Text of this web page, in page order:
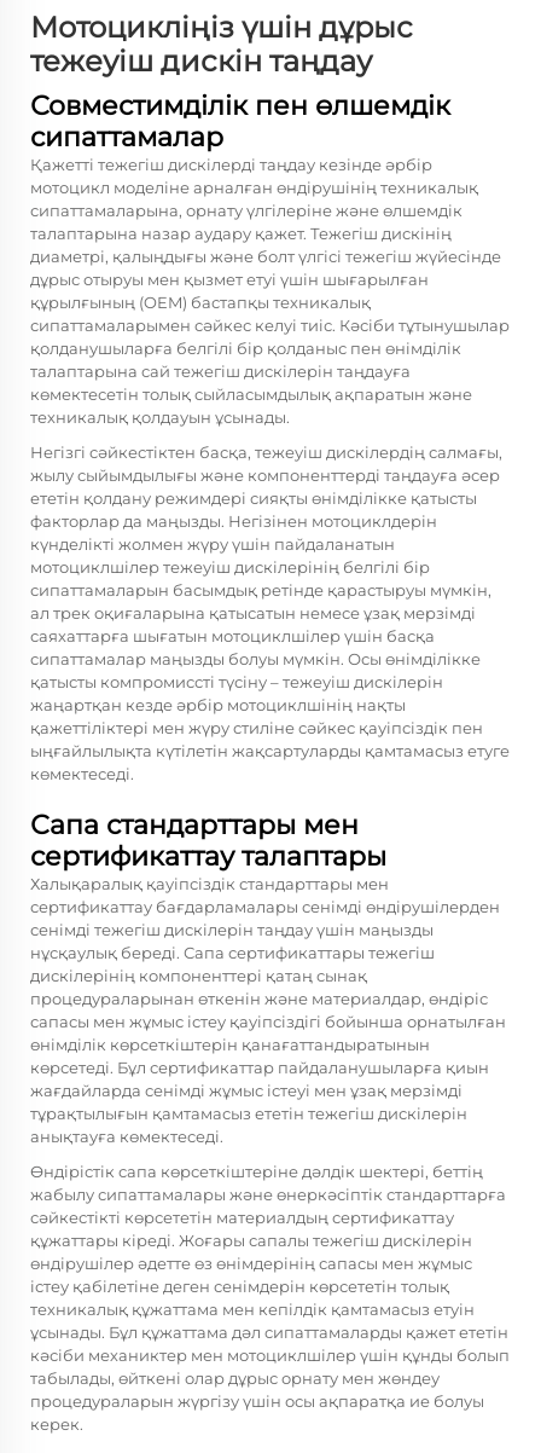
Мотоцикліңіз үшін дұрыс
тежеуіш дискін таңдау
Совместимділік пен өлшемдік
сипаттамалар
Қажетті тежегіш дискілерді таңдау кезінде әрбір
мотоцикл моделіне арналған өндірушінің техникалық
сипаттамаларына, орнату үлгілеріне және өлшемдік
талаптарына назар аудару қажет. Тежегіш дискінің
диаметрі, қалыңдығы және болт үлгісі тежегіш жүйесінде
дұрыс отыруы мен қызмет етуі үшін шығарылған
құрылғының (OEM) бастапқы техникалық
сипаттамаларымен сәйкес келуі тиіс. Кәсіби тұтынушылар
қолданушыларға белгілі бір қолданыс пен өнімділік
талаптарына сай тежегіш дискілерін таңдауға
көмектесетін толық сыйласымдылық ақпаратын және
техникалық қолдауын ұсынады.
Негізгі сәйкестіктен басқа, тежеуіш дискілердің салмағы,
жылу сыйымдылығы және компоненттерді таңдауға әсер
ететін қолдану режимдері сияқты өнімділікке қатысты
факторлар да маңызды. Негізінен мотоциклдерін
күнделікті жолмен жүру үшін пайдаланатын
мотоциклшілер тежеуіш дискілерінің белгілі бір
сипаттамаларын басымдық ретінде қарастыруы мүмкін,
ал трек оқиғаларына қатысатын немесе ұзақ мерзімді
саяхаттарға шығатын мотоциклшілер үшін басқа
сипаттамалар маңызды болуы мүмкін. Осы өнімділікке
қатысты компромиссті түсіну – тежеуіш дискілерін
жаңартқан кезде әрбір мотоциклшінің нақты
қажеттіліктері мен жүру стиліне сәйкес қауіпсіздік пен
ыңғайлылықта күтілетін жақсартуларды қамтамасыз етуге
көмектеседі.
Сапа стандарттары мен
сертификаттау талаптары
Халықаралық қауіпсіздік стандарттары мен
сертификаттау бағдарламалары сенімді өндірушілерден
сенімді тежегіш дискілерін таңдау үшін маңызды
нұсқаулық береді. Сапа сертификаттары тежегіш
дискілерінің компоненттері қатаң сынақ
процедураларынан өткенін және материалдар, өндіріс
сапасы мен жұмыс істеу қауіпсіздігі бойынша орнатылған
өнімділік көрсеткіштерін қанағаттандыратынын
көрсетеді. Бұл сертификаттар пайдаланушыларға қиын
жағдайларда сенімді жұмыс істеуі мен ұзақ мерзімді
тұрақтылығын қамтамасыз ететін тежегіш дискілерін
анықтауға көмектеседі.
Өндірістік сапа көрсеткіштеріне дәлдік шектері, беттің
жабылу сипаттамалары және өнеркәсіптік стандарттарға
сәйкестікті көрсететін материалдың сертификаттау
құжаттары кіреді. Жоғары сапалы тежегіш дискілерін
өндірушілер әдетте өз өнімдерінің сапасы мен жұмыс
істеу қабілетіне деген сенімдерін көрсететін толық
техникалық құжаттама мен кепілдік қамтамасыз етуін
ұсынады. Бұл құжаттама дәл сипаттамаларды қажет ететін
кәсіби механиктер мен мотоциклшілер үшін құнды болып
табылады, өйткені олар дұрыс орнату мен жөндеу
процедураларын жүргізу үшін осы ақпаратқа ие болуы
керек.